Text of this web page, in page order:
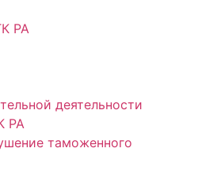
РА
деятельности
РА
таможенного